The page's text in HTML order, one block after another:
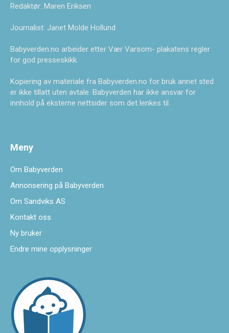
Redaktør: Maren Eriksen
Journalist: Janet Molde Hollund
Babyverden.no arbeider etter Vær Varsom- plakatens regler
for god presseskikk.
Kopiering av materiale fra Babyverden.no for bruk annet sted
er ikke tillatt uten avtale. Babyverden har ikke ansvar for
innhold på eksterne nettsider som det lenkes til.
Meny
Om Babyverden
Annonsering på Babyverden
Om Sandviks AS
Kontakt oss
Ny bruker
Endre mine opplysninger